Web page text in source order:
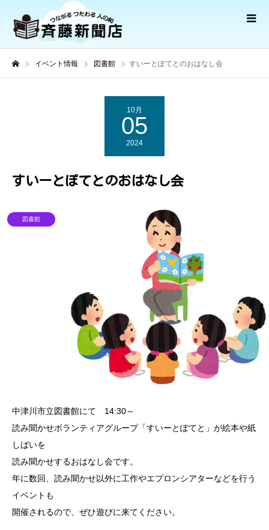
イベント情報 図書館 すいーとぽてとのおはなし会
10月
05
2024
すいーとぽてとのおはなし会
図書館
中津川市立図書館にて 14:30～
読み聞かせボランティアグループ「すいーとぽてと」が絵本や紙
しばいを
読み聞かせするおはなし会です。
年に数回、読み聞かせ以外に工作やエプロンシアターなどを行う
イベントも
開催されるので、ぜひ遊びに来てください。